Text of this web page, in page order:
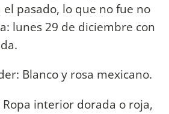
el pasado, lo que no fue no
lunes 29 de diciembre con
Blanco y rosa mexicano.
Ropa interior dorada o roja,